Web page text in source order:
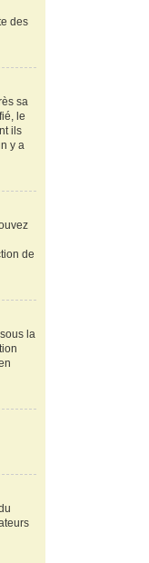
des
sa
le
ils
y a
de
sous la